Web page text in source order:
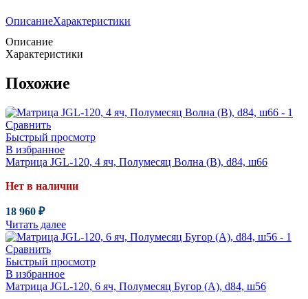
ОписаниеХарактеристики
Описание
Характеристики
Похожие
Сравнить
Быстрый просмотр
В избранное
Матрица JGL-120, 4 яч, Полумесяц Волна (В), d84, ш66
Нет в наличии
18 960 ₽
Читать далее
Сравнить
Быстрый просмотр
В избранное
Матрица JGL-120, 6 яч, Полумесяц Бугор (А), d84, ш56